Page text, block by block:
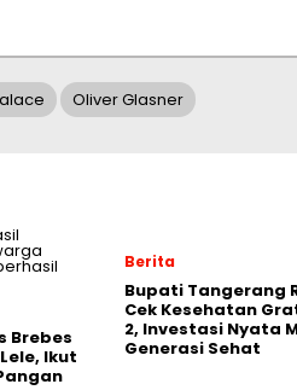
Oliver Glasner
Brebes
Ikut
Berita
‎Bupati Tangerang
Cek Kesehatan
2, Investasi Nyata
Generasi Sehat